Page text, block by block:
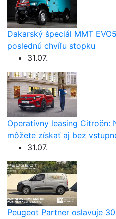
Dakarský špeciál MMT
poslednú chvíľu stopku
31.07.
Operatívny leasing Citroën:
môžete získať aj bez
31.07.
Peugeot Partner oslavuje